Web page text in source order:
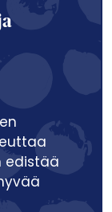
edistää